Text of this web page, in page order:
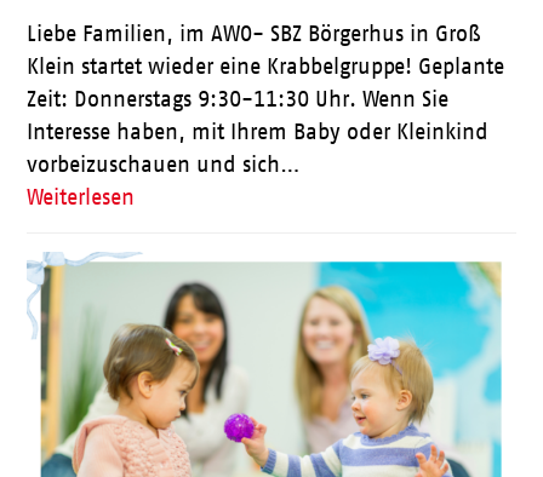
Liebe Familien, im AWO- SBZ Börgerhus in Groß
Klein startet wieder eine Krabbelgruppe! Geplante
Zeit: Donnerstags 9:30-11:30 Uhr. Wenn Sie
Interesse haben, mit Ihrem Baby oder Kleinkind
vorbeizuschauen und sich…
Weiterlesen